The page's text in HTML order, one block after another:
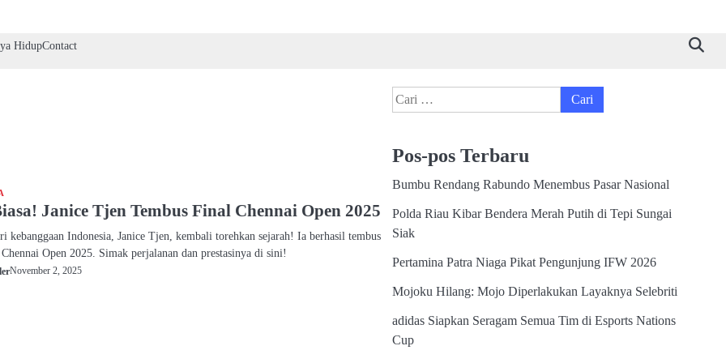
HidupContact
Janice Tjen Tembus Final Chennai Open 2025
kebanggaan Indonesia, Janice Tjen, kembali torehkan sejarah! Ia berhasil tembus
Open 2025. Simak perjalanan dan prestasinya di sini!
November 2, 2025
Cari
untuk:
Pos-pos Terbaru
Bumbu Rendang Rabundo Menembus Pasar Nasional
Polda Riau Kibar Bendera Merah Putih di Tepi Sungai
Siak
Pertamina Patra Niaga Pikat Pengunjung IFW 2026
Mojoku Hilang: Mojo Diperlakukan Layaknya Selebriti
adidas Siapkan Seragam Semua Tim di Esports Nations
Cup